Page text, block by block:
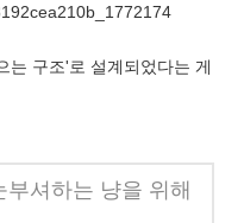
는 구조'로 설계되었다는 게
셔하는 냥을 위해